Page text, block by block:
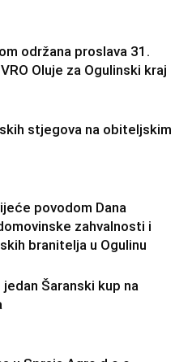
održana proslava 31.
Oluje za Ogulinski kraj
stjegova na obiteljskim
povodom Dana
zahvalnosti i
branitelja u Ogulinu
jedan Šaranski kup na